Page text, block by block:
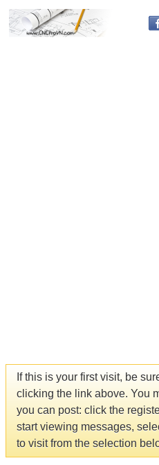
If this is your first visit, be
clicking the link above. You
you can post: click the
start viewing messages,
to visit from the selection